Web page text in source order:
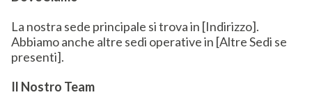
La nostra sede principale si trova in [Indirizzo].
Abbiamo anche altre sedi operative in [Altre Sedi se
presenti].
Il Nostro Team